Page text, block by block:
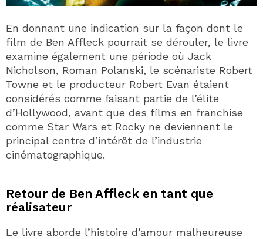
En donnant une indication sur la façon dont le
film de Ben Affleck pourrait se dérouler, le livre
examine également une période où Jack
Nicholson, Roman Polanski, le scénariste Robert
Towne et le producteur Robert Evan étaient
considérés comme faisant partie de l’élite
d’Hollywood, avant que des films en franchise
comme Star Wars et Rocky ne deviennent le
principal centre d’intérêt de l’industrie
cinématographique.
Retour de Ben Affleck en tant que
réalisateur
Le livre aborde l’histoire d’amour malheureuse